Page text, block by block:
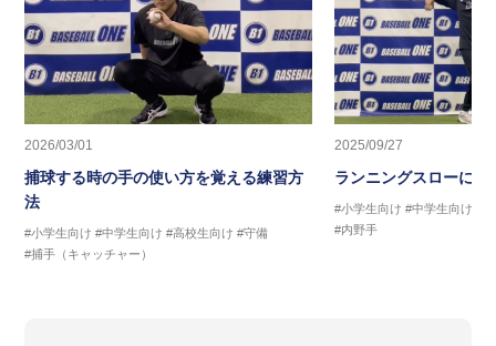
2026/03/01
捕球する時の手の使い方を覚える練習方
法
#小学生向け #中学生向け #高校生向け #守備
#捕手（キャッチャー）
2025/09/27
ランニングスローに繋
#小学生向け #中学生向け
#内野手